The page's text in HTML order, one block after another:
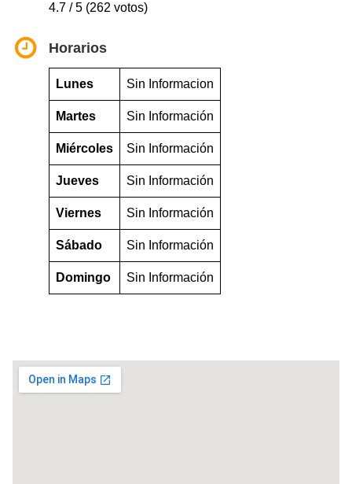
4.7 / 5 (262 votos)
Horarios
Lunes Sin Informacion
Martes Sin Información
Miércoles Sin Información
Jueves Sin Información
Viernes Sin Información
Sábado Sin Información
Domingo Sin Información